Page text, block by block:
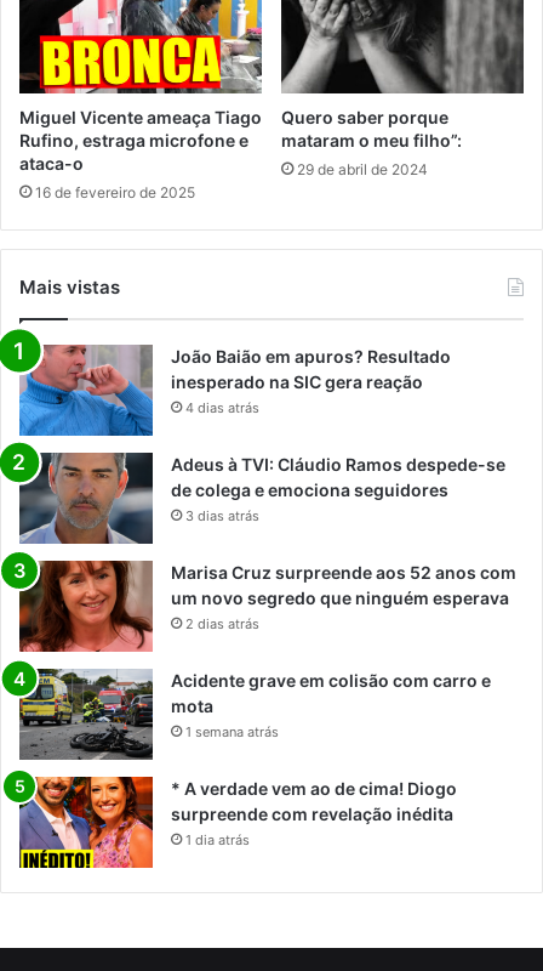
Miguel Vicente ameaça Tiago
Rufino, estraga microfone e
ataca-o
16 de fevereiro de 2025
Quero saber porque
mataram o meu filho”:
29 de abril de 2024
Mais vistas
João Baião em apuros? Resultado
inesperado na SIC gera reação
4 dias atrás
Adeus à TVI: Cláudio Ramos despede-se
de colega e emociona seguidores
3 dias atrás
Marisa Cruz surpreende aos 52 anos com
um novo segredo que ninguém esperava
2 dias atrás
Acidente grave em colisão com carro e
mota
1 semana atrás
* A verdade vem ao de cima! Diogo
surpreende com revelação inédita
1 dia atrás